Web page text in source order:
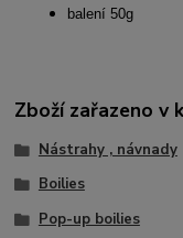
balení 50g
Zboží zařazeno v
Nástrahy , návnady
Boilies
Pop-up boilies